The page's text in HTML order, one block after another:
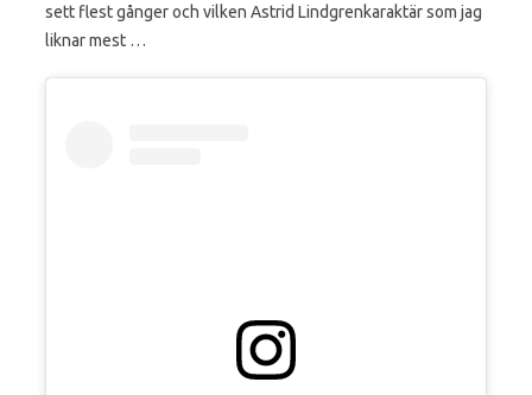
sett flest gånger och vilken Astrid Lindgrenkaraktär som jag
liknar mest …